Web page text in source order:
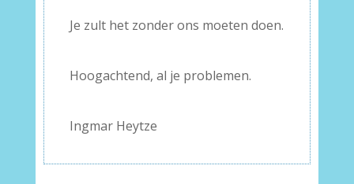
Je zult het zonder ons moeten doen.
Hoogachtend, al je problemen.
Ingmar Heytze